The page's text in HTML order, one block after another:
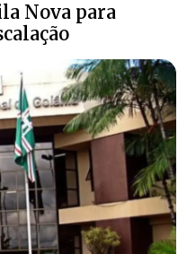
Nova para